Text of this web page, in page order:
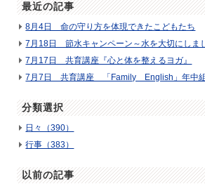
最近の記事
8月4日 命の守り方を体現できたこどもたち
7月18日 節水キャンペーン～水を大切にしま
7月17日 共育講座『心と体を整えるヨガ』
7月7日 共育講座 「Family English」年中組
分類選択
日々（390）
行事（383）
以前の記事